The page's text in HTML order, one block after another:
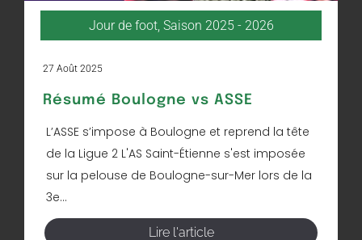
Jour de foot, Saison 2025 - 2026
27 Août 2025
Résumé Boulogne vs ASSE
L’ASSE s’impose à Boulogne et reprend la tête
de la Ligue 2 L'AS Saint-Étienne s'est imposée
sur la pelouse de Boulogne-sur-Mer lors de la
3e...
Lire l'article